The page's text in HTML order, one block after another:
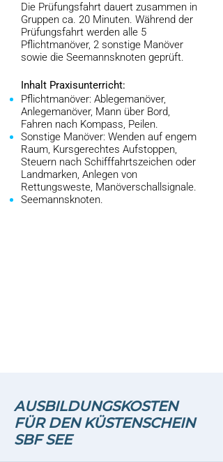
Die Prüfungsfahrt dauert zusammen in
Gruppen ca. 20 Minuten. Während der
Prüfungsfahrt werden alle 5
Pflichtmanöver, 2 sonstige Manöver
sowie die Seemannsknoten geprüft.
Inhalt Praxisunterricht:
Pflichtmanöver: Ablegemanöver,
Anlegemanöver, Mann über Bord,
Fahren nach Kompass, Peilen.
Sonstige Manöver: Wenden auf engem
Raum, Kursgerechtes Aufstoppen,
Steuern nach Schifffahrtszeichen oder
Landmarken, Anlegen von
Rettungsweste, Manöverschallsignale.
Seemannsknoten.
AUSBILDUNGSKOSTEN
FÜR DEN KÜSTENSCHEIN
SBF SEE